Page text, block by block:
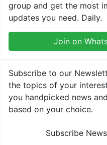
group and get the most
updates you need. Daily.
Join on
Subscribe to our
the topics of your
you handpicked news
based on your choice.
Subscribe